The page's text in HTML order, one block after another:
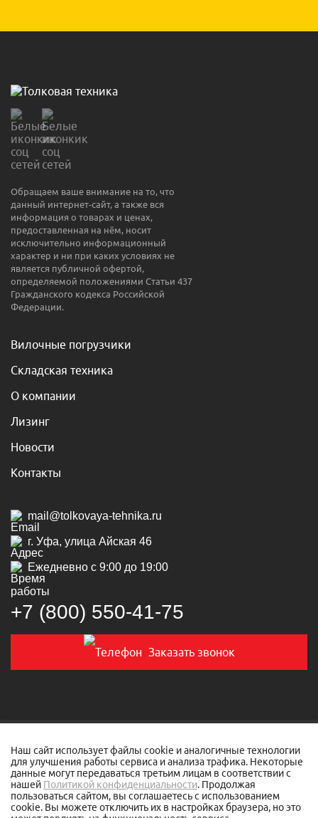
Обращаем ваше внимание на то, что
данный интернет-сайт, а также вся
информация о товарах и ценах,
предоставленная на нём, носит
исключительно информационный
характер и ни при каких условиях не
является публичной офертой,
определяемой положениями Статьи 437
Гражданского кодекса Российской
Федерации.
Вилочные погрузчики
Складская техника
О компании
Лизинг
Новости
Контакты
mail@tolkovaya-tehnika.ru
г. Уфа, улица Айская 46
Ежедневно с 9:00 до 19:00
+7 (800) 550‑41‑75
Заказать звонок
© 2019-2026 Толковая техника
Политика конфиденциальности
Разработано вtim-marketing.ru
Наш сайт использует файлы cookie и аналогичные технологии
для улучшения работы сервиса и анализа трафика. Некоторые
данные могут передаваться третьим лицам в соответствии с
нашей Политикой конфиденциальности. Продолжая
пользоваться сайтом, вы соглашаетесь с использованием
cookie. Вы можете отключить их в настройках браузера, но это